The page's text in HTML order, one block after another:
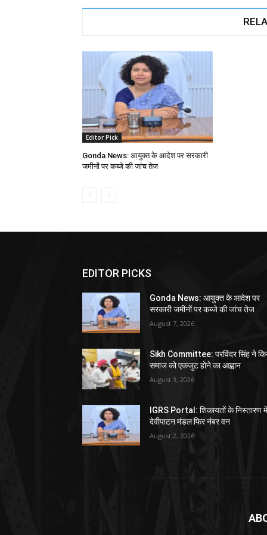
Editor Pick
Gonda News: आयुक्त के आदेश पर सरकारी
जमीनों पर कब्जे की जांच तेज
EDITOR PICKS
Gonda News: आयुक्त के आदेश पर
सरकारी जमीनों पर कब्जे की जांच तेज
August 7, 2026
Sikh Committee: परविंदर सिंह ने
समाज को एकजुट होने का आह्वान
August 3, 2026
IGRS Portal: शिकायतों के निस्तारण
देवीपाटन मंडल फिर नंबर वन
August 2, 2026